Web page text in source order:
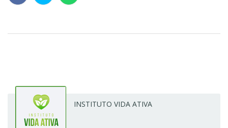
INSTITUTO VIDA ATIVA